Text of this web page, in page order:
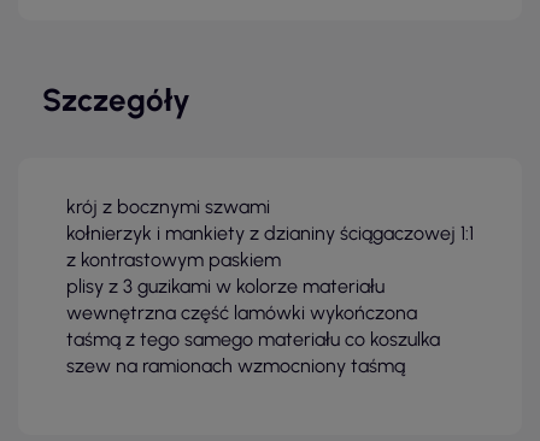
Szczegóły
krój z bocznymi szwami
kołnierzyk i mankiety z dzianiny ściągaczowej 1:1
z kontrastowym paskiem
plisy z 3 guzikami w kolorze materiału
wewnętrzna część lamówki wykończona
taśmą z tego samego materiału co koszulka
szew na ramionach wzmocniony taśmą